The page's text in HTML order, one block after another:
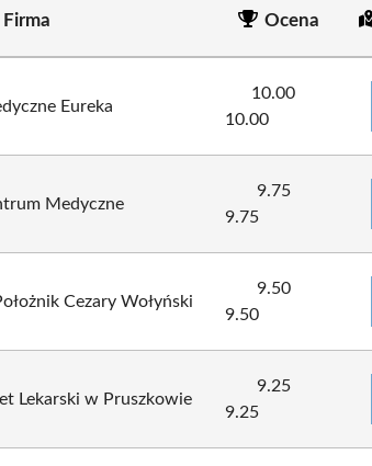
Firma Ocena
Eureka
10.00
10.00
Medyczne
9.75
9.75
Cezary Wołyński
9.50
9.50
Lekarski w Pruszkowie
9.25
9.25